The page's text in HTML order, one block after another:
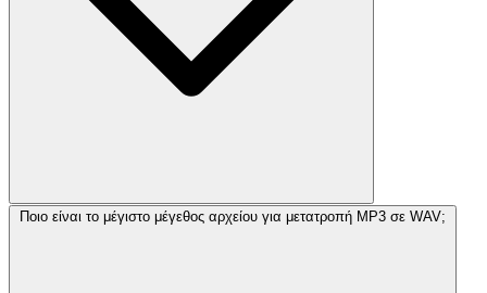
Ποιο είναι το μέγιστο μέγεθος αρχείου για μετατροπή MP3 σε WAV;